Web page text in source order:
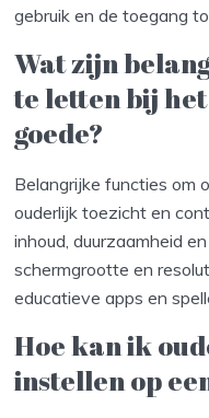
gebruik en de toegang
Wat zijn
te letten bij
goede?
Belangrijke functies om
ouderlijk toezicht en
inhoud, duurzaamheid
schermgrootte en
educatieve apps en
Hoe kan ik
instellen op